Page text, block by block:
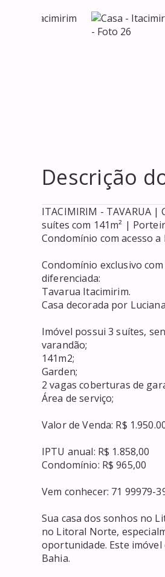
Descrição
ITACIMIRIM - TAVARUA |
suítes com 141m² |
Condomínio com acesso
Condomínio exclusivo
diferenciada:
Tavarua Itacimirim.
Casa decorada por
Imóvel possui 3 suítes,
varandão;
141m2;
Garden;
2 vagas coberturas de
Área de serviço;
Valor de Venda: R$
IPTU anual: R$ 1.858,00
Condomínio: R$ 965,00
Vem conhecer: 71 99979-
Sua casa dos sonhos no
no Litoral Norte,
oportunidade. Este
Bahia.